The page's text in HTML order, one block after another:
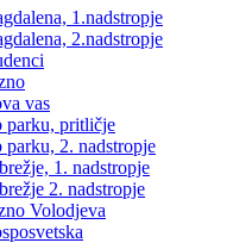
1.nadstropje
2.nadstropje
vas
parku, pritličje
2. nadstropje
1. nadstropje
2. nadstropje
Volodjeva